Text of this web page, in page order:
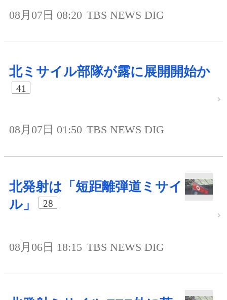
08月07日 08:20 TBS NEWS DIG
北ミサイル部隊が露に展開開始か
41
08月07日 01:50 TBS NEWS DIG
北発射は「短距離弾道ミサイ
ル」
28
08月06日 18:15 TBS NEWS DIG